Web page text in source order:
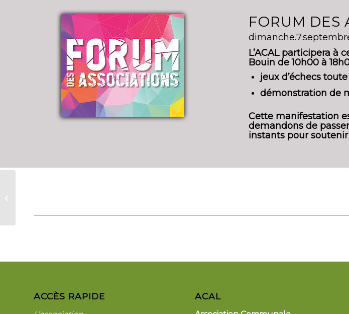
FORUM DES
L’ACALparticipera à
Bouin de10h00 à
jeux d’échecs
démonstration de
Cette manifestation
demandons de
instants pour
ACCÈS RAPIDE ACAL